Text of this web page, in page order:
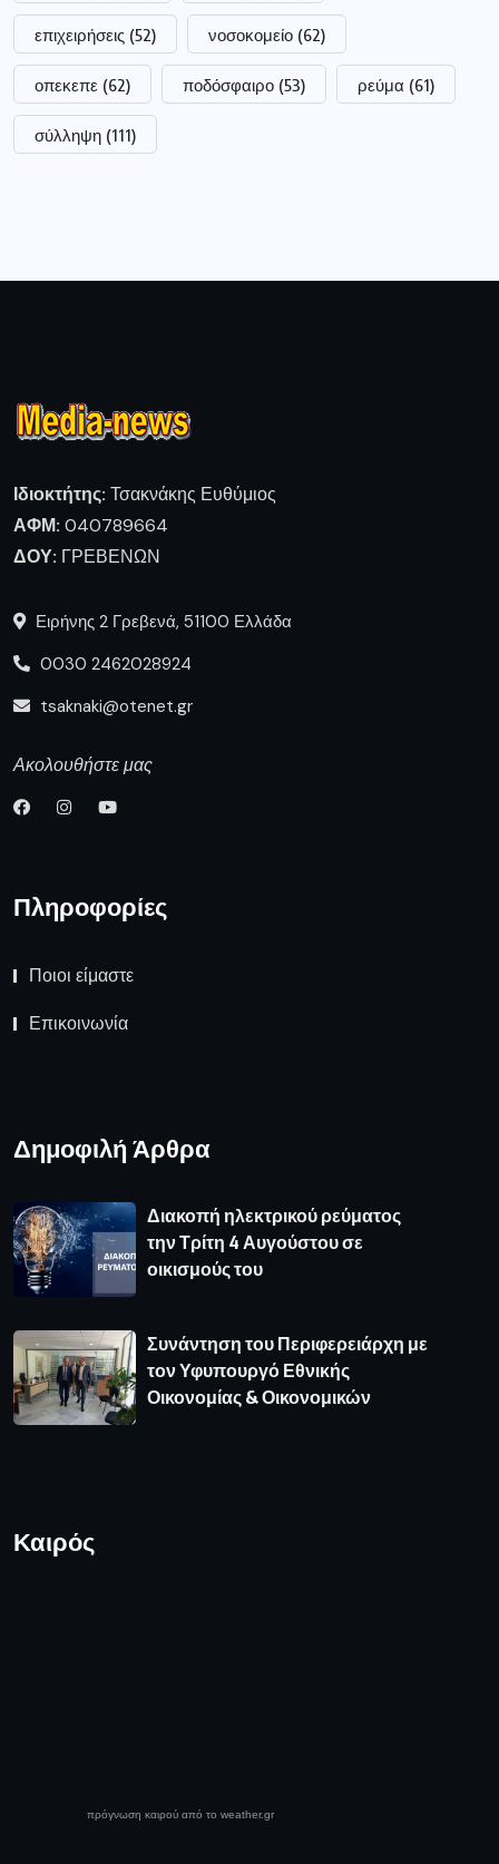
επιχειρήσεις (52) νοσοκομείο (62)
οπεκεπε (62) ποδόσφαιρο (53) ρεύμα (61)
σύλληψη (111)
Ιδιοκτήτης: Τσακνάκης Ευθύμιος
ΑΦΜ: 040789664
ΔΟΥ: ΓΡΕΒΕΝΩΝ
Ειρήνης 2 Γρεβενά, 51100 Ελλάδα
0030 2462028924
tsaknaki@otenet.gr
Ακολουθήστε μας
Πληροφορίες
Ποιοι είμαστε
Επικοινωνία
Δημοφιλή Άρθρα
Διακοπή ηλεκτρικού ρεύματος
την Τρίτη 4 Αυγούστου σε
οικισμούς του
Συνάντηση του Περιφερειάρχη με
τον Υφυπουργό Εθνικής
Οικονομίας & Οικονομικών
Καιρός
πρόγνωση καιρού από το weather.gr